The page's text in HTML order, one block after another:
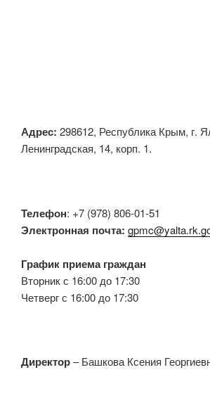
Адрес: 298612, Республика Крым, г.
Ленинградская, 14, корп. 1.
Телефон: +7 (978) 806-01-51
Электронная почта:
График приема граждан
Вторник с 16:00 до 17:30
Четверг с 16:00 до 17:30
Директор– Башкова Ксения